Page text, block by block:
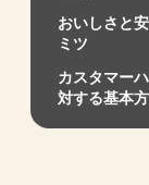
おいしさと
ミツ
カスタマー
対する基本